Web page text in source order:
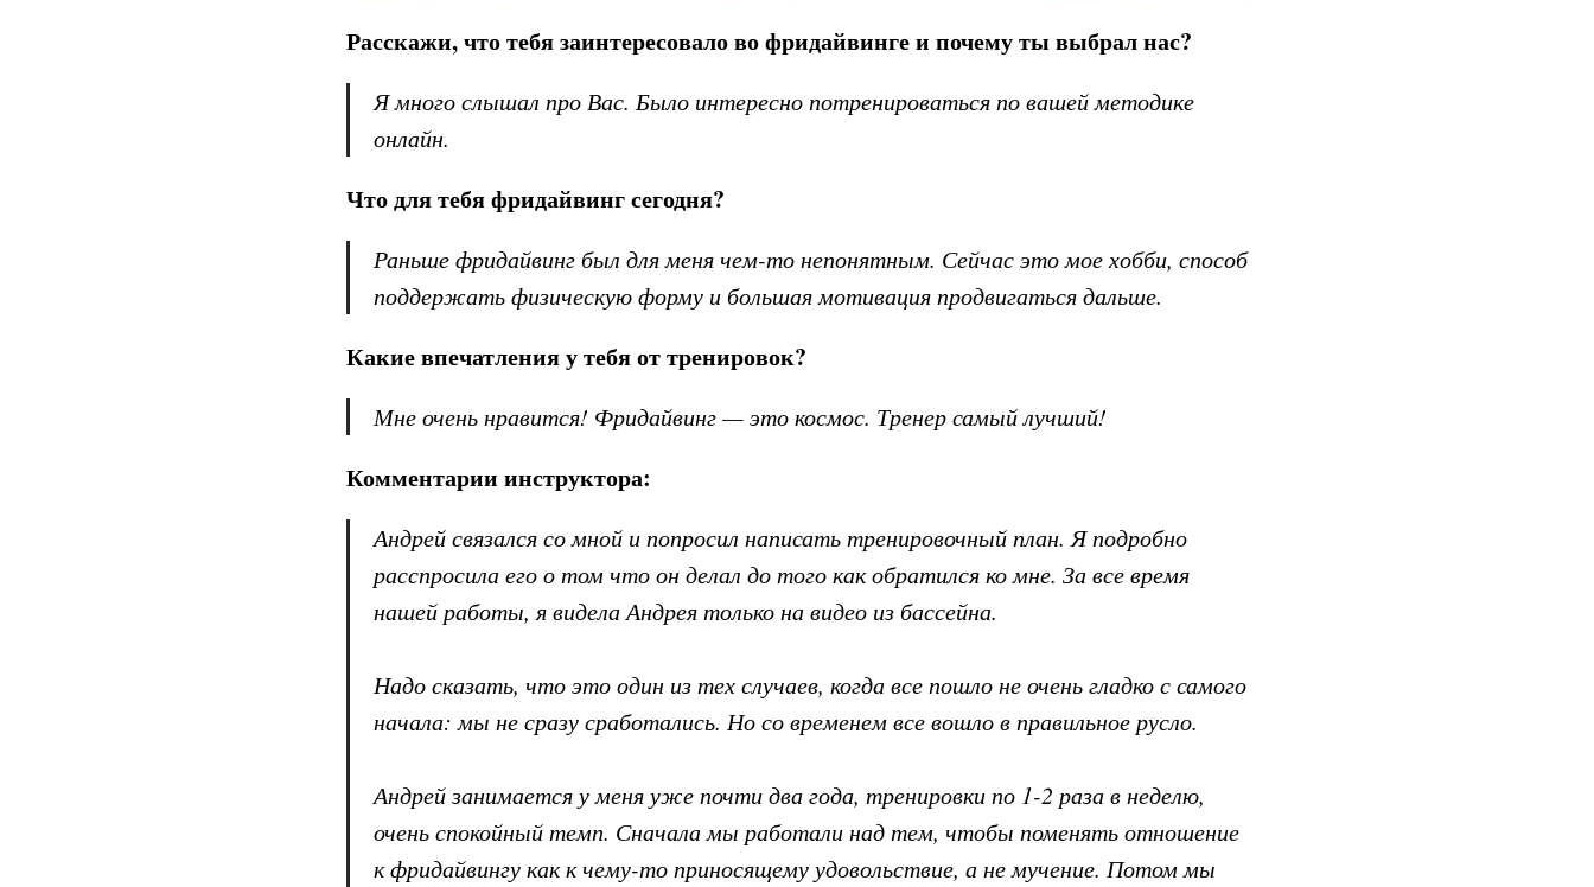
Расскажи, что тебя заинтересовало во фридайвинге и почему ты выбрал нас?
Я много слышал про Вас. Было интересно потренироваться по вашей методике
онлайн.
Что для тебя фридайвинг сегодня?
Раньше фридайвинг был для меня чем-то непонятным. Сейчас это мое хобби, способ
поддержать физическую форму и большая мотивация продвигаться дальше.
Какие впечатления у тебя от тренировок?
Мне очень нравится! Фридайвинг — это космос. Тренер самый лучший!
Комментарии инструктора:
Андрей связался со мной и попросил написать тренировочный план. Я подробно
расспросила его о том что он делал до того как обратился ко мне. За все время
нашей работы, я видела Андрея только на видео из бассейна.
Надо сказать, что это один из тех случаев, когда все пошло не очень гладко с самого
начала: мы не сразу сработались. Но со временем все вошло в правильное русло.
Андрей занимается у меня уже почти два года, тренировки по 1-2 раза в неделю,
очень спокойный темп. Сначала мы работали над тем, чтобы поменять отношение
к фридайвингу как к чему-то приносящему удовольствие, а не мучение. Потом мы